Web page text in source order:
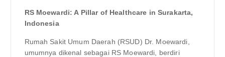
RS Moewardi: A Pillar of Healthcare in Surakarta,
Indonesia
Rumah Sakit Umum Daerah (RSUD) Dr. Moewardi,
umumnya dikenal sebagai RS Moewardi, berdiri